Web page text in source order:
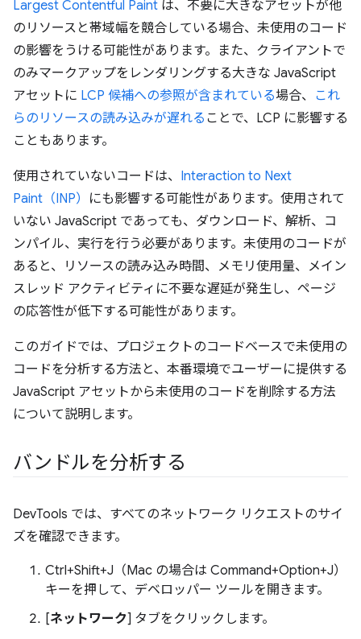
Largest Contentful Paint は、不要に大きなアセットが他
のリソースと帯域幅を競合している場合、未使用のコード
の影響をうける可能性があります。また、クライアントで
のみマークアップをレンダリングする大きな JavaScript
アセットに LCP 候補への参照が含まれている場合、 これ
らのリソースの読み込みが遅れる ことで、LCP に影響する
こともあります。
使用されていないコードは、 Interaction to Next
Paint（INP） にも影響する可能性があります。使用されて
いない JavaScript であっても、ダウンロード、解析、コ
ンパイル、実行を行う必要があります。未使用のコードが
あると、リソースの読み込み時間、メモリ使用量、メイン
スレッド アクティビティに不要な遅延が発生し、ページ
の応答性が低下する可能性があります。
このガイドでは、プロジェクトのコードベースで未使用の
コードを分析する方法と、本番環境でユーザーに提供する
JavaScript アセットから未使用のコードを削除する方法
について説明します。
バンドルを分析する
DevTools では、すべてのネットワーク リクエストのサイ
ズを確認できます。
Ctrl+Shift+J（Mac の場合は Command+Option+J）
キーを押して、デベロッパー ツールを開きます。
[ネットワーク] タブをクリックします。